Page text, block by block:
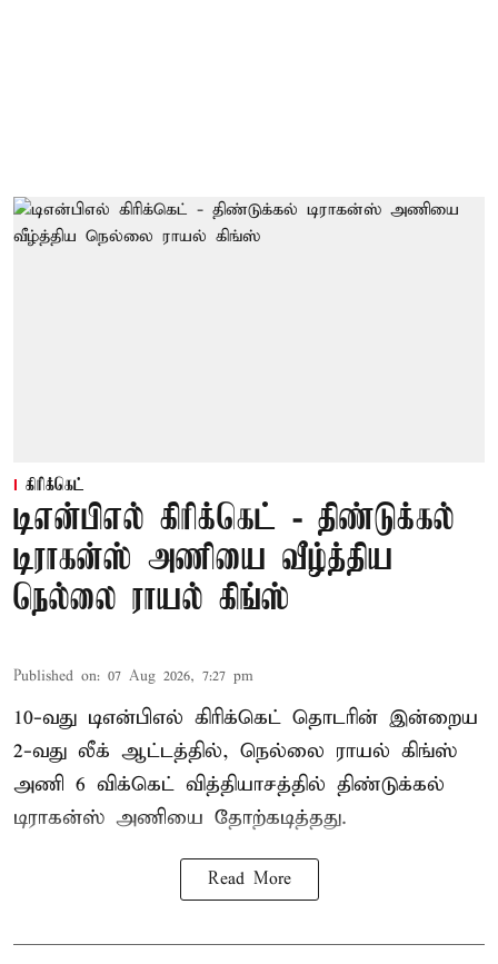
கிரிக்கெட்
டிஎன்பிஎல் கிரிக்கெட் - திண்டுக்கல்
டிராகன்ஸ் அணியை வீழ்த்திய
நெல்லை ராயல் கிங்ஸ்
Published on: 07 Aug 2026, 7:27 pm
10-வது டிஎன்பிஎல் கிரிக்கெட் தொடரின் இன்றைய
2-வது லீக் ஆட்டத்தில், நெல்லை ராயல் கிங்ஸ்
அணி 6 விக்கெட் வித்தியாசத்தில் திண்டுக்கல்
டிராகன்ஸ் அணியை தோற்கடித்தது.
Read More